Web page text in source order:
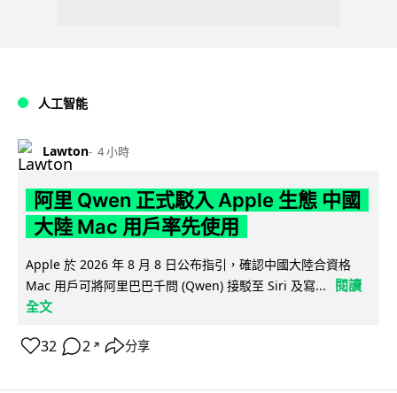
人工智能
Lawton 4 小時
阿里 Qwen 正式駁入 Apple 生態 中國
大陸 Mac 用戶率先使用
Apple 於 2026 年 8 月 8 日公布指引，確認中國大陸合資格
Mac 用戶可將阿里巴巴千問 (Qwen) 接駁至 Siri 及寫...
閱讀
全文
32 2 ↗ 分享